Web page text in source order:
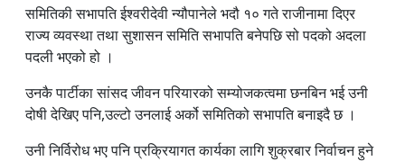
समितिकी सभापति ईश्वरीदेवी न्यौपानेले भदौ १० गते राजीनामा दिएर
राज्य व्यवस्था तथा सुशासन समिति सभापति बनेपछि सो पदको अदला
पदली भएको हो ।
उनकै पार्टीका सांसद जीवन परियारको सम्योजकत्वमा छनबिन भई उनी
दोषी देखिए पनि,उल्टो उनलाई अर्को समितिको सभापति बनाइदै छ ।
उनी निर्विरोध भए पनि प्रक्रियागत कार्यका लागि शुक्रबार निर्वाचन हुने